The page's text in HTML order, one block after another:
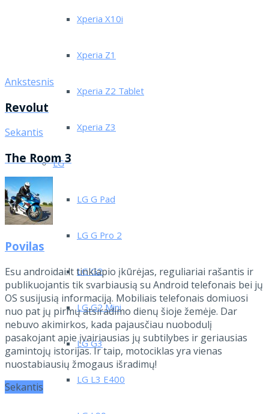
Xperia X10i
Xperia Z1
Xperia Z2 Tablet
Xperia Z3
LG
LG G Pad
LG G Pro 2
LG G2
LG G2 Mini
LG G3
LG L3 E400
Ankstesnis
Revolut
Sekantis
The Room 3
Povilas
Esu androidai.lt tinklapio įkūrėjas, reguliariai rašantis ir
publikuojantis tik svarbiausią su Android telefonais bei jų
OS susijusią informaciją. Mobiliais telefonais domiuosi
nuo pat jų pirmų atsiradimo dienų šioje žemėje. Dar
nebuvo akimirkos, kada pajausčiau nuobodulį
pasakojant apie įvairiausias jų subtilybes ir geriausias
gamintojų istorijas. Ir taip, motociklas yra vienas
nuostabiausių žmogaus išradimų!
Sekantis